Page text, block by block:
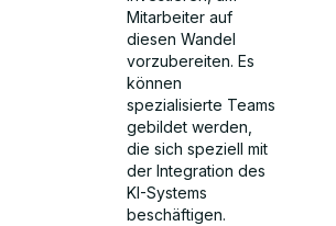
Mitarbeiter auf
diesen Wandel
vorzubereiten. Es
können
spezialisierte Teams
gebildet werden,
die sich speziell mit
der Integration des
KI-Systems
beschäftigen.